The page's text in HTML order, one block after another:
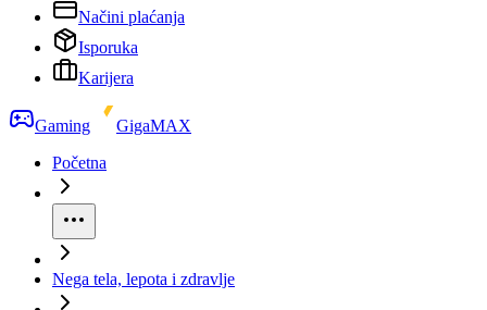
Načini plaćanja
Isporuka
Karijera
Gaming
GigaMAX
Početna
Nega tela, lepota i zdravlje